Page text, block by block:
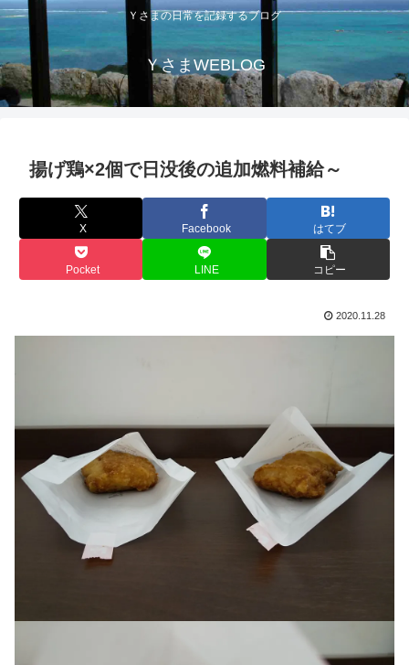
Ｙさまの日常を記録するブログ
ＹさまWEBLOG
揚げ鶏×2個で日没後の追加燃料補給～
X Facebook はてブ
Pocket LINE コピー
2020.11.28